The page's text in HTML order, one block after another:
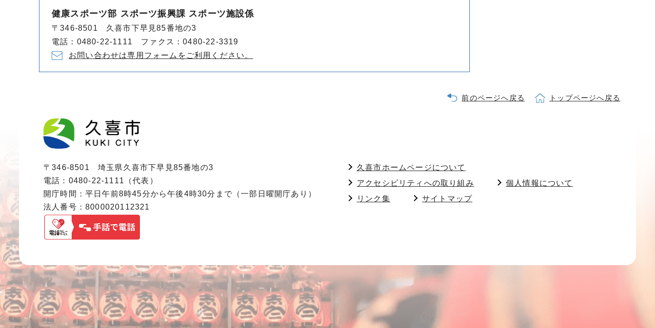
健康スポーツ部 スポーツ振興課 スポーツ施設係
〒346-8501 久喜市下早見85番地の3
電話：0480-22-1111 ファクス：0480-22-3319
お問い合わせは専用フォームをご利用ください。
前のページへ戻る トップページへ戻る
〒346-8501 埼玉県久喜市下早見85番地の3
電話：0480-22-1111（代表）
開庁時間：平日午前8時45分から午後4時30分まで（一部日曜開庁あり）
法人番号：8000020112321
久喜市ホームページについて
アクセシビリティへの取り組み
個人情報について
リンク集
サイトマップ